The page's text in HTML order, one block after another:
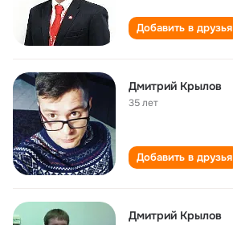
Добавить в друзья
Дмитрий Крылов
35 лет
Добавить в друзья
Дмитрий Крылов